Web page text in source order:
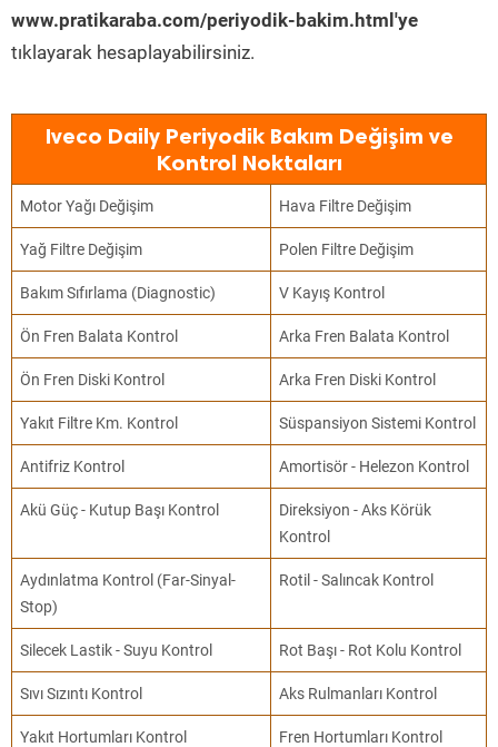
www.pratikaraba.com/periyodik-bakim.html'ye
tıklayarak hesaplayabilirsiniz.
Iveco Daily Periyodik Bakım Değişim ve
Kontrol Noktaları
Motor Yağı Değişim Hava Filtre Değişim
Yağ Filtre Değişim Polen Filtre Değişim
Bakım Sıfırlama (Diagnostic) V Kayış Kontrol
Ön Fren Balata Kontrol Arka Fren Balata Kontrol
Ön Fren Diski Kontrol Arka Fren Diski Kontrol
Yakıt Filtre Km. Kontrol Süspansiyon Sistemi Kontrol
Antifriz Kontrol Amortisör - Helezon Kontrol
Akü Güç - Kutup Başı Kontrol
Direksiyon - Aks Körük
Kontrol
Aydınlatma Kontrol (Far-Sinyal-
Stop)
Rotil - Salıncak Kontrol
Silecek Lastik - Suyu Kontrol Rot Başı - Rot Kolu Kontrol
Sıvı Sızıntı Kontrol Aks Rulmanları Kontrol
Yakıt Hortumları Kontrol Fren Hortumları Kontrol